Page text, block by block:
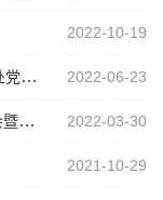
2022-10-19
奋进“十四五”，喜迎“二十大”——国际合作处党支部开展2022年度第三期双周青年论坛 2022-06-23
国际合作处党支部召开2021年度组织生活会暨民主评议党员大会 2022-03-30
2021-10-29